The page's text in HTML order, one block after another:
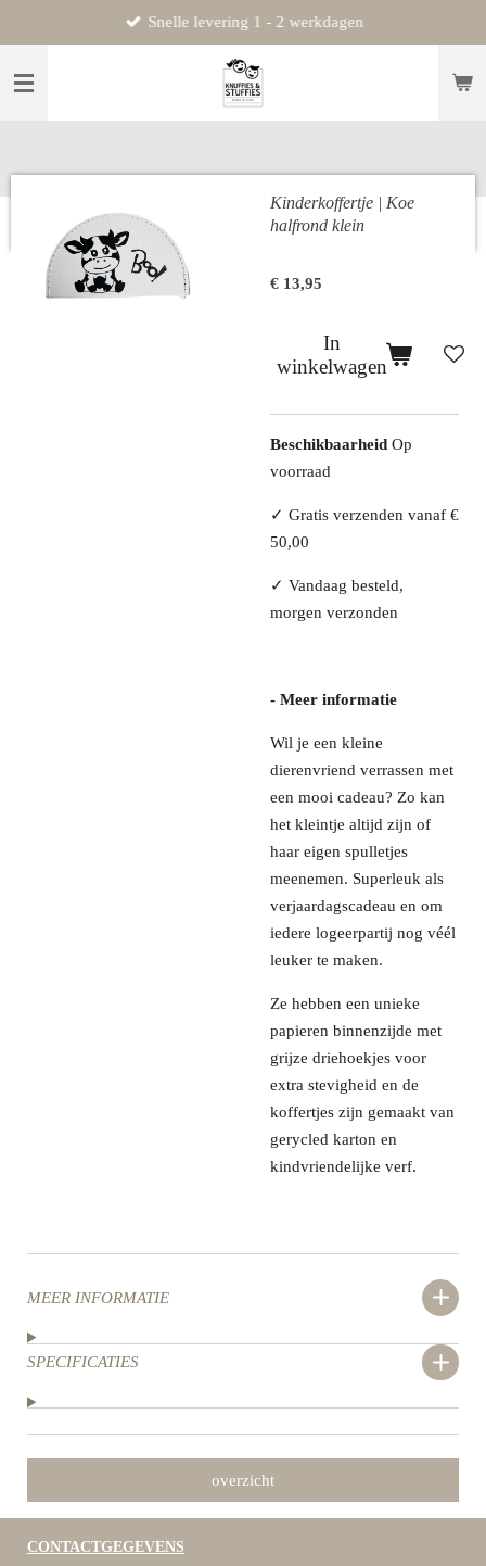
direct
naar
Snelle levering 1 - 2 werkdagen
Kinderkoffertje | Koe
halfrond klein
€ 13,95
In
winkelwagen
Beschikbaarheid Op
voorraad
✓ Gratis verzenden vanaf €
50,00
✓ Vandaag besteld,
morgen verzonden
- Meer informatie
Wil je een kleine
dierenvriend verrassen met
een mooi cadeau? Zo kan
het kleintje altijd zijn of
haar eigen spulletjes
meenemen. Superleuk als
verjaardagscadeau en om
iedere logeerpartij nog véél
leuker te maken.
Ze hebben een unieke
papieren binnenzijde met
grijze driehoekjes voor
extra stevigheid en de
koffertjes zijn gemaakt van
gerycled karton en
kindvriendelijke verf.
MEER INFORMATIE
SPECIFICATIES
overzicht
CONTACTGEGEVENS